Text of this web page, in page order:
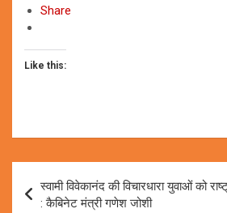
Share
Like this:
navigation
स्वामी विवेकानंद की विचारधारा युवाओं को
: कैबिनेट मंत्री गणेश जोशी